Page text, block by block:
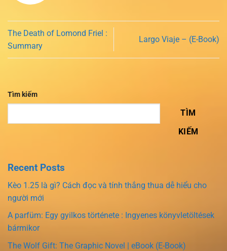
The Death of Lomond Friel :
Summary
Largo Viaje – (E-Book)
Tìm kiếm
TÌM
KIẾM
Recent Posts
Kèo 1.25 là gì? Cách đọc và tính thắng thua dễ hiểu cho
người mới
A parfüm: Egy gyilkos története : Ingyenes könyvletöltések
bármikor
The Wolf Gift: The Graphic Novel | eBook (E-Book)